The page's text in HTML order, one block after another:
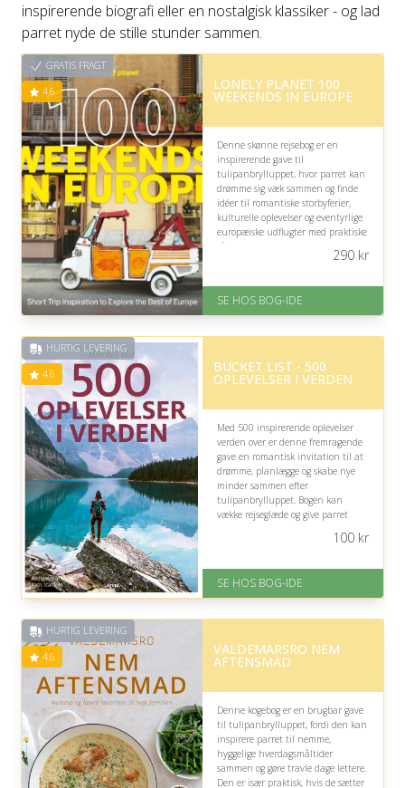
inspirerende biografi eller en nostalgisk klassiker - og lad
parret nyde de stille stunder sammen.
GRATIS FRAGT
4.6 LONELY PLANET 100
WEEKENDS IN EUROPE
Denne skønne rejsebog er en
inspirerende gave til
tulipanbrylluppet, hvor parret kan
drømme sig væk sammen og finde
idéer til romantiske storbyferier,
kulturelle oplevelser og eventyrlige
europæiske udflugter med praktiske
råd, flotte billeder og overskuelige
På lager
Levering: nan
Fremragende Trustpilot rating
290kr
SE HOS BOG-IDE
HURTIG LEVERING
4.6 BUCKET LIST - 500
OPLEVELSER I VERDEN
Med 500 inspirerende oplevelser
verden over er denne fremragende
gave en romantisk invitation til at
drømme, planlægge og skabe nye
minder sammen efter
tulipanbrylluppet. Bogen kan
vække rejseglæde og give parret
de søger store oplevelser eller små
På lager
Levering: 1-3 hverdage -
forventet leveringstid
Fremragende Trustpilot rating
på 4.6 ud af 5
100kr
SE HOS BOG-IDE
HURTIG LEVERING
4.6 VALDEMARSRO NEM
AFTENSMAD
Denne kogebog er en brugbar gave
til tulipanbrylluppet, fordi den kan
inspirere parret til nemme,
hyggelige hverdagsmåltider
sammen og gøre travle dage lettere.
Den er især praktisk, hvis de sætter